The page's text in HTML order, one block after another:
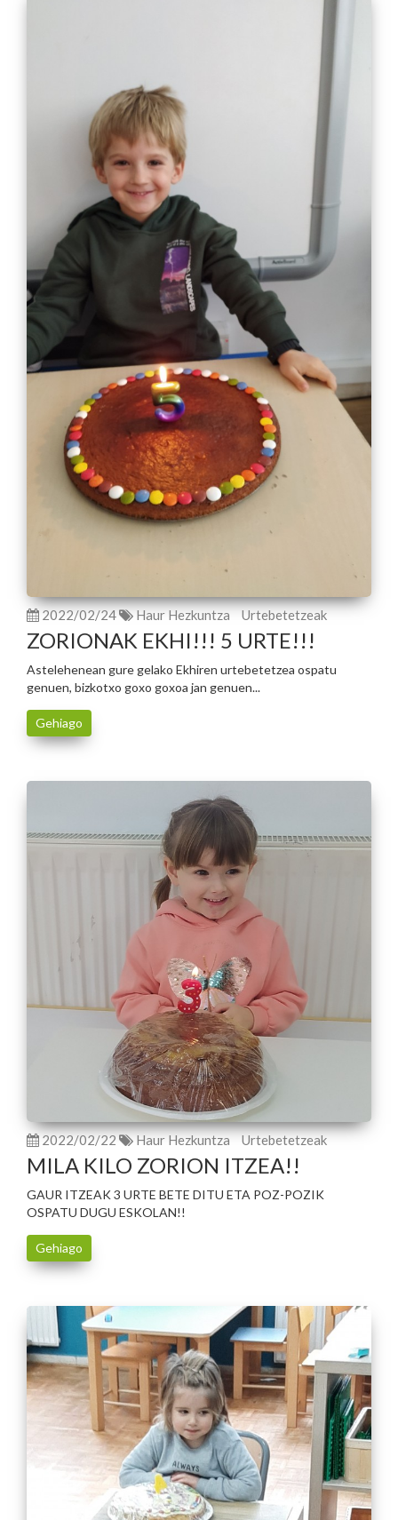
2022/02/24 Haur Hezkuntza Urtebetetzeak
ZORIONAK EKHI!!! 5 URTE!!!
Astelehenean gure gelako Ekhiren urtebetetzea ospatu
genuen, bizkotxo goxo goxoa jan genuen...
Gehiago
2022/02/22 Haur Hezkuntza Urtebetetzeak
MILA KILO ZORION ITZEA!!
GAUR ITZEAK 3 URTE BETE DITU ETA POZ-POZIK
OSPATU DUGU ESKOLAN!!
Gehiago